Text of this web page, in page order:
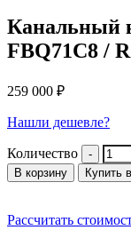
Канальный
FBQ71C8 /
259 000 ₽
Нашли дешевле?
Количество
В корзину Купить
Рассчитать